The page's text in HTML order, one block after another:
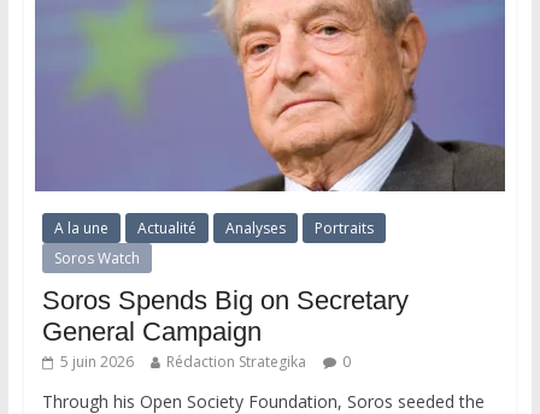
A la une Actualité Analyses
Portraits
Soros Watch
Soros Spends Big on Secretary
General Campaign
5 juin 2026 Rédaction Strategika 0
Through his Open Society Foundation, Soros seeded the